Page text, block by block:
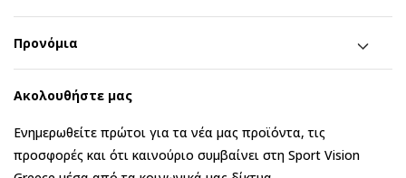
Προνόμια
Ακολουθήστε μας
Ενημερωθείτε πρώτοι για τα νέα μας προϊόντα, τις
προσφορές και ότι καινούριο συμβαίνει στη Sport Vision